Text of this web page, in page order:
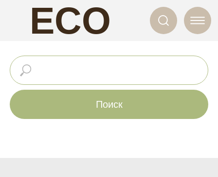
ECO
NAILS
Поиск